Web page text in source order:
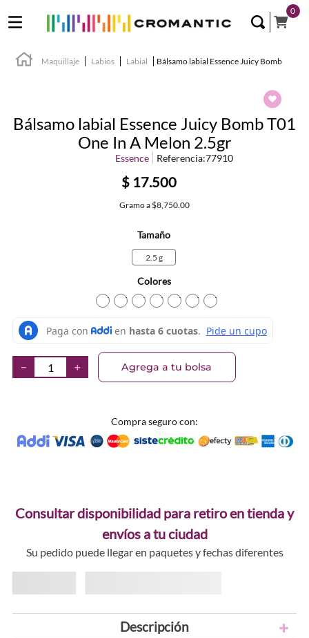
0
Maquillaje Labios Labial Bálsamo labial Essence Juicy Bomb
Bálsamo labial Essence Juicy Bomb T01
One In A Melon 2.5gr
Essence Referencia:77910
$ 17.500
Gramoa $8,750.00
Tamaño
2.5 g
Colores
TEXTURA_4059729490483
TEXTURA_4059729490490
TEXTURA_4059729490506
TEXTURA_4059729490513
＋
－ Agrega a tu bolsa
Compra seguro con:
Consultar disponibilidad para retiro en tienda y
envíos a tu ciudad
Su pedido puede llegar en paquetes y fechas diferentes
Descripción